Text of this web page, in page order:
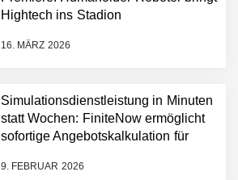
Hightech ins Stadion
16. MÄRZ 2026
Simulationsdienstleistung in Minuten
statt Wochen: FiniteNow ermöglicht
sofortige Angebotskalkulation für
9. FEBRUAR 2026
Amazon Web Services
starten strategische
AI breit auszurollen
Humanoider Roboter bringt
Hightech ins Stadion
Simulationsdienstleistung in
Minuten statt Wochen:
FiniteNow ermöglicht